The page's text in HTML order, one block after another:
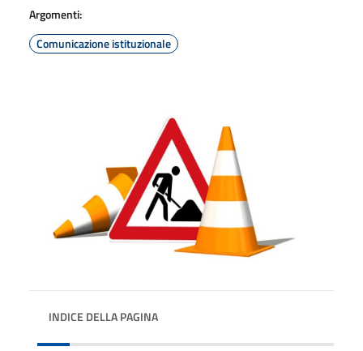
Argomenti:
Comunicazione istituzionale
INDICE DELLA PAGINA